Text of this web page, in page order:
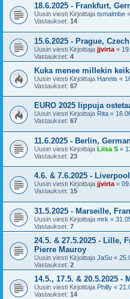
18.6.2025 - Frankfurt,
Uusin viesti Kirjoittaja tsmalmbe «
Vastaukset: 14
15.6.2025 - Prague,
Uusin viesti Kirjoittaja jjvirta «
Vastaukset: 4
Kuka menee millekin
Uusin viesti Kirjoittaja Hannis «
Vastaukset: 67
EURO 2025 lippuja
Uusin viesti Kirjoittaja Rita «
Vastaukset: 67
11.6.2025 - Berlin,
Uusin viesti Kirjoittaja Liisa S «
Vastaukset: 23
4.6. & 7.6.2025 -
Uusin viesti Kirjoittaja jjvirta«
Vastaukset: 15
31.5.2025 - Marseille,
Uusin viesti Kirjoittaja mrk «
Vastaukset: 7
24.5. & 27.5.2025 - Lille,
Pierre Mauroy
Uusin viesti Kirjoittaja JaSu «
Vastaukset: 2
14.5., 17.5. & 20.5.2025 -
Uusin viesti Kirjoittaja Philly «
Vastaukset: 14